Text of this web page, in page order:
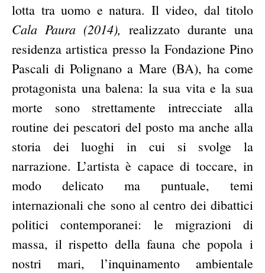
lotta tra uomo e natura. Il video, dal titolo
Cala Paura (2014), realizzato durante una
residenza artistica presso la Fondazione Pino
Pascali di Polignano a Mare (BA), ha come
protagonista una balena: la sua vita e la sua
morte sono strettamente intrecciate alla
routine dei pescatori del posto ma anche alla
storia dei luoghi in cui si svolge la
narrazione. L’artista è capace di toccare, in
modo delicato ma puntuale, temi
internazionali che sono al centro dei dibattici
politici contemporanei: le migrazioni di
massa, il rispetto della fauna che popola i
nostri mari, l’inquinamento ambientale